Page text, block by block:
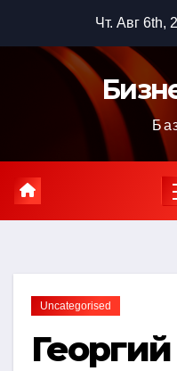
содержимому
Чт. Авг 6th,
Uncategorised